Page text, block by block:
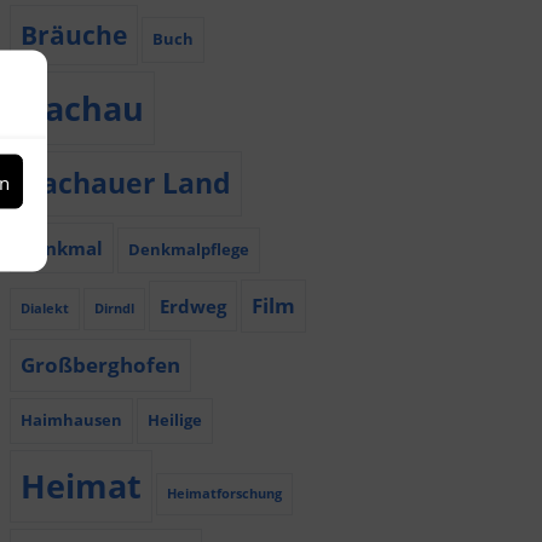
Bräuche Buch
Dachau
Dachauer Land
Denkmal Denkmalpflege
Dialekt Dirndl Erdweg Film
Großberghofen
Haimhausen Heilige
Heimat Heimatforschung